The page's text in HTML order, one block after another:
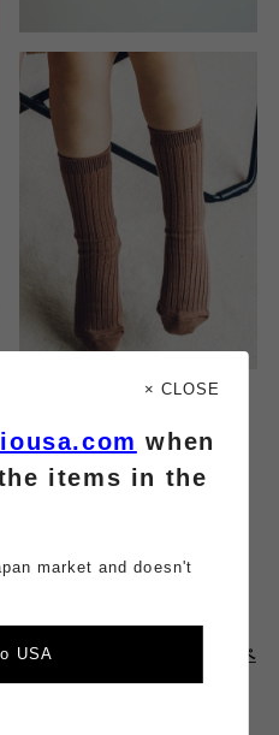
ブソックス。
ゅっとさせても◎
左の画像をタップすると詳細ペ
ージへ移ります♪
× CLOSE
when
items in the
market and doesn't
USA